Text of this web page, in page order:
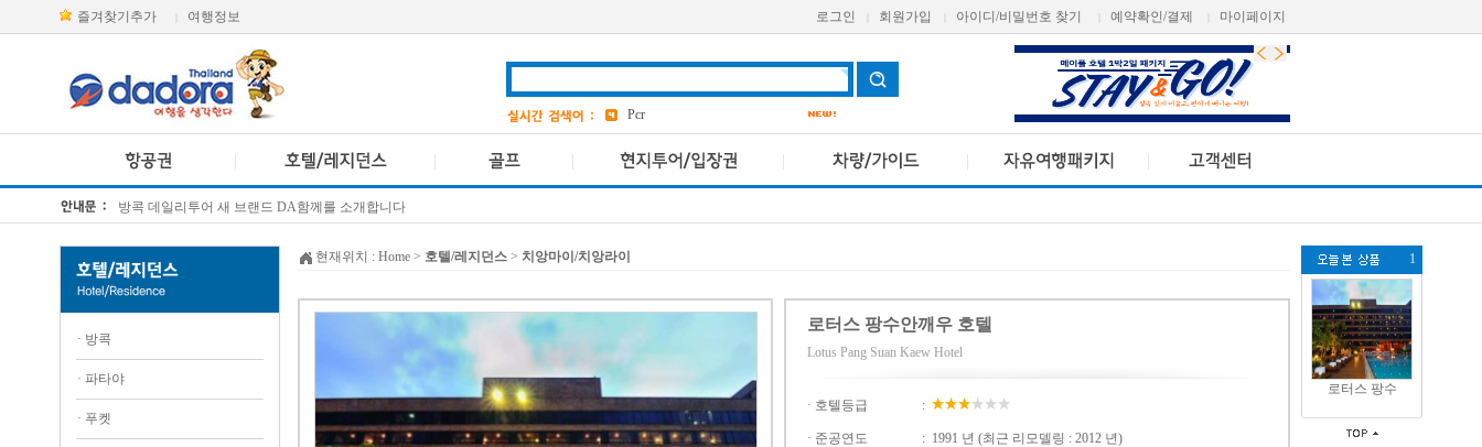
즐겨찾기추가 여행정보 로그인 회원가입 아이디/비밀번호 찾기 예약확인/결제 마이페이지
2
a one
bangkok
4
Pcr
AETAS
앳 마인드
방콕 데일리투어 새 브랜드 DA함께를 소개합니다
· 방콕
· 파타야
· 푸켓
현재위치 : Home > 호텔/레지던스 > 치앙마이/치앙라이
로터스 팡수안깨우 호텔
Lotus Pang Suan Kaew Hotel
· 호텔등급 :
· 준공연도 : 1991 년 (최근 리모델링 : 2012 년)
1
로터스 팡수